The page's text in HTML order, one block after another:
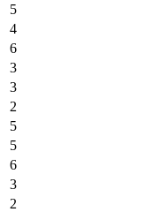
5
4
6
3
3
2
5
5
6
3
2